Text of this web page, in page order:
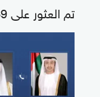
تم العثور على 1169 أخبار "قطر"